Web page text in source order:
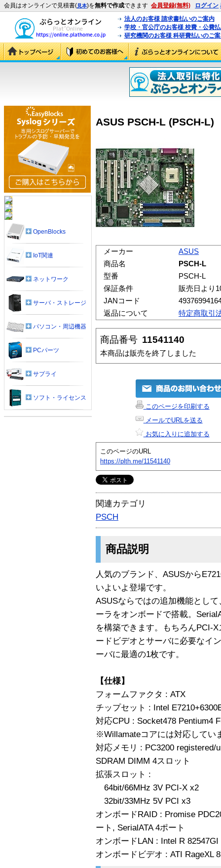
会員はオンラインで見積書(見本)を無料で作成できます 会員登録(無料) ログイン
法人のお客様 請求書払いのご案内
学校・官公庁のお客様 校費・公費
研究機関のお客様 科研費払いのご
ASUS PSCH-L (PSCH-L)
メーカー
ASUS
商品名
PSCH-L
型番
PSCH-L
保証条件
販売日より
JANコード
返品について
特定商取引
商品番号 11541140
本商品は販売を終了しました
このページを印刷する
メールでURLを送る
お気に入りに追加する
このページのURL
https://plth.me/11541140
関連カテゴリ
PSCH
商品説明
人気のブランド、ASUSから
いよいよ登場です。
ASUSならではの追加機能とし
ーラをオンボードで搭載。
を構築できます。もちろんPCI-
ードビデオとサーバに必要なイ
ーバに最適の1枚です。
【仕様】
フォームファクタ : ATX
チップセット : Intel
対応CPU : Socket478 Pentium4
※Willamateコアには対応してい
対応メモリ : PC3200 registered/
SDRAM DIMM 4スロット
拡張スロット :
64bit/66MHz 3V PCI-X x2
32bit/33MHz 5V PCI x3
オンボードRAID : Promise
ート, SerialATA 4ポート
オンボードLAN : Intel R
オンボードビデオ : ATI RageXL
OpenBlocks
IoT関連
ネットワーク
サーバ・ストレージ
パソコン・周辺機器
PCパーツ
サプライ
ソフト・ライセンス